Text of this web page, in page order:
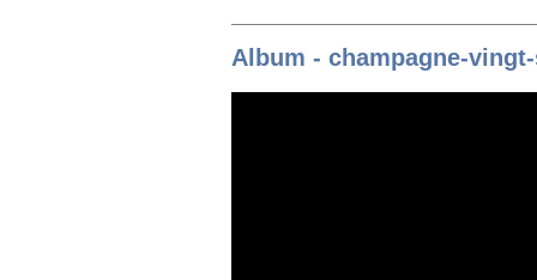
Album - champagne-